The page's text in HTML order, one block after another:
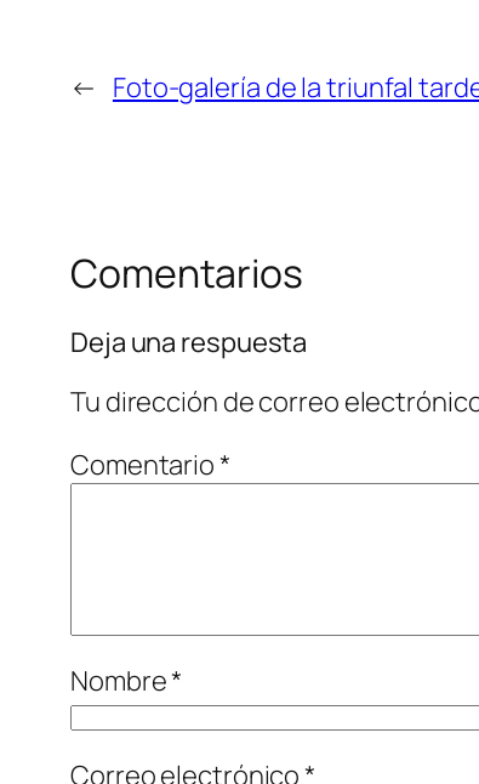
← Foto-galería de la triunfal
Comentarios
Deja una respuesta
Tu dirección de correo
Comentario*
Nombre*
Correo electrónico*